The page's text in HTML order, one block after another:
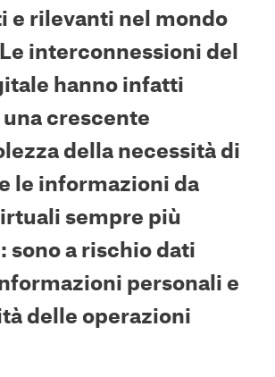
e rilevanti nel mondo
interconnessioni del
hanno infatti
crescente
della necessità di
le informazioni da
sempre più
sono a rischio dati
personali e
delle operazioni